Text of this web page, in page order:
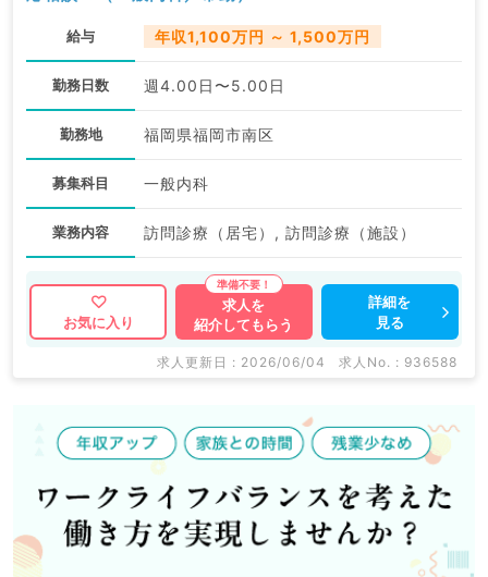
給与 年収1,100万円 ～ 1,500万円
勤務日数 週4.00日〜5.00日
勤務地 福岡県福岡市南区
募集科目 一般内科
業務内容 訪問診療（居宅）, 訪問診療（施設）
お気に入り
求人を
紹介してもらう
詳細を
見る
求人更新日 : 2026/06/04 求人No. : 936588